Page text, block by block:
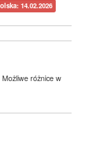
14.02.2026
różnice w